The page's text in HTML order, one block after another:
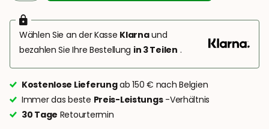
Wählen Sie an der Kasse Klarnaund
bezahlen Sie Ihre Bestellung in 3 Teilen .
Kostenlose Lieferungab 150 € nach Belgien
Immer das beste Preis-Leistungs-Verhältnis
30 Tage Retourtermin